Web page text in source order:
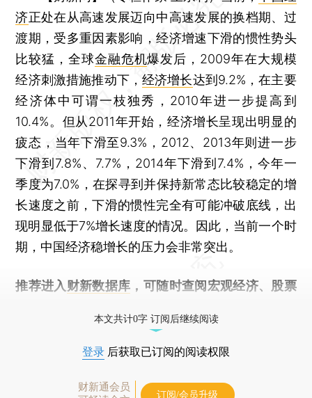
济正处在从高速发展迈向中高速发展的换档期、过
渡期，受多重因素影响，经济增速下滑的惯性势头
比较猛，全球金融危机爆发后，2009年在大规模
经济刺激措施推动下， 经济增长达到9.2%，在主要
经济体中可谓一枝独秀，2010年进一步提高到
10.4%。但从2011年开始，经济增长呈现出明显的
疲态，当年下滑至9.3%，2012、2013年则进一步
下滑到7.8%、7.7%，2014年下滑到7.4%，今年一
季度为7.0%，在探寻到并保持新常态比较稳定的增
长速度之前，下滑的惯性完全有可能冲破底线，出
现明显低于7%增长速度的情况。因此，当前一个时
期，中国经济稳增长的压力会非常突出。
推荐进入 财新数据库 ，可随时查阅宏观经济、股票
本文共计0字 订阅后继续阅读
登录 后获取已订阅的阅读权限
财新通会员
订阅/会员升级